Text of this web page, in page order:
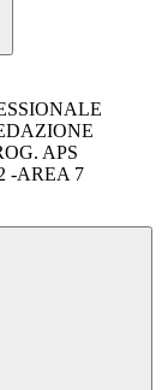
APS
-AREA 7